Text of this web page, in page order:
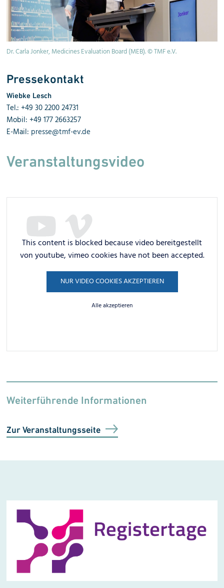
Dr. Carla Jonker, Medicines Evaluation Board (MEB). © TMF e.V.
Pressekontakt
Wiebke Lesch
Tel.: +49 30 2200 24731
Mobil: +49 177 2663257
E-Mail: presse@tmf-ev.de
Veranstaltungsvideo
This content is blocked because video bereitgestellt
von youtube, vimeo cookies have not been accepted.
NUR VIDEO COOKIES AKZEPTIEREN
Alle akzeptieren
Weiterführende Informationen
Zur Veranstaltungsseite